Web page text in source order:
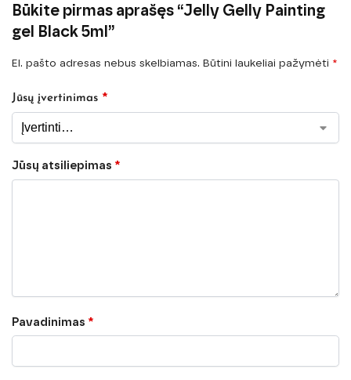
Būkite pirmas aprašęs “Jelly Gelly Painting
gel Black 5ml”
El. pašto adresas nebus skelbiamas. Būtini laukeliai pažymėti *
Jūsų įvertinimas *
Jūsų atsiliepimas *
Pavadinimas *